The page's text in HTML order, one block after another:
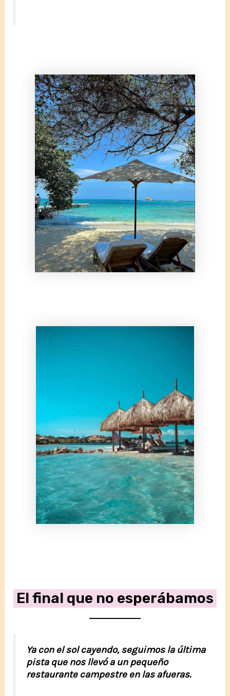
El final que no esperábamos
Ya con el sol cayendo, seguimos la última
pista que nos llevó a un pequeño
restaurante campestre en las afueras.